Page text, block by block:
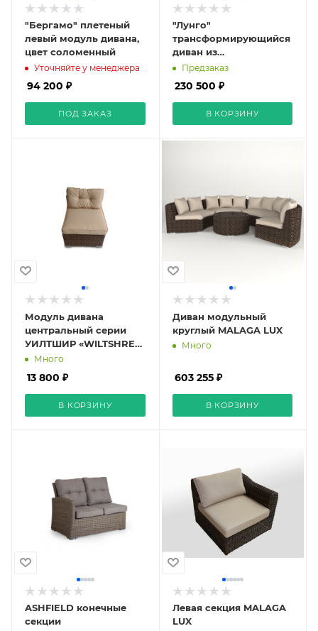
"Бергамо" плетеный
левый модуль дивана,
цвет соломенный
Уточняйте у менеджера
94 200 ₽
ПОД ЗАКАЗ
"Лунго"
трансформирующийся
диван из
искусственного
соломенный
Предзаказ
230 500 ₽
В КОРЗИНУ
Модуль дивана
центральный серии
УИЛТШИР «WILTSHRE»
плетеное кресло с
Много
13 800 ₽
В КОРЗИНУ
Диван модульный
круглый MALAGA LUX
Много
603 255 ₽
В КОРЗИНУ
ASHFIELD конечные
секции
Левая секция MALAGA
LUX